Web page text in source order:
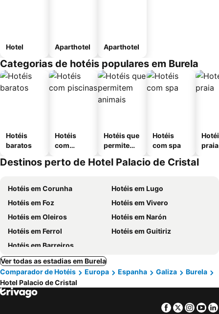
Hotel Aparthotel Aparthotel
Categorias de hotéis populares em Burela
Hotéis
baratos
Hotéis
com
Hotéis que
permitem
Hotéis
com spa
praia
Destinos perto de Hotel Palacio de Cristal
Hotéis em Corunha
Hotéis em Lugo
Hotéis em Foz
Hotéis em Vivero
Hotéis em Oleiros
Hotéis em Narón
Hotéis em Ferrol
Hotéis em Guitiriz
Hotéis em Barreiros
Ver todas as estadias em Burela
Comparador de Hotéis
Europa Espanha Galiza
Burela
Hotel Palacio de Cristal
Facebook
Twitter